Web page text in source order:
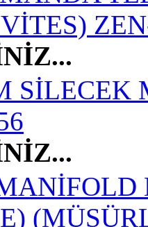
SİLECEK